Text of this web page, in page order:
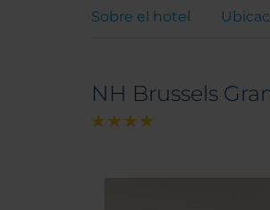
Sobre el hotel
NH Brussels